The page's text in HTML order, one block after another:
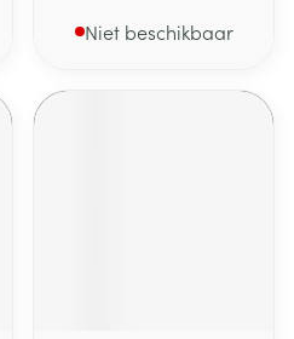
Niet beschikbaar